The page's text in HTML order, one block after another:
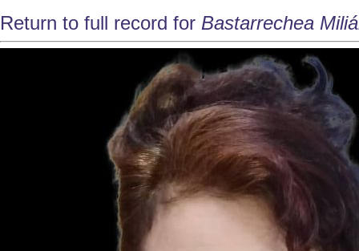
Return to full record for Bastarrechea